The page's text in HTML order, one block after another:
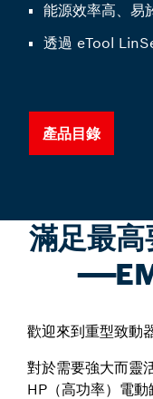
能源效率高、易
透過 eTool
產品目錄
滿足最
歡迎來到重型致動
對於需要強大而靈
HP（高功率）電